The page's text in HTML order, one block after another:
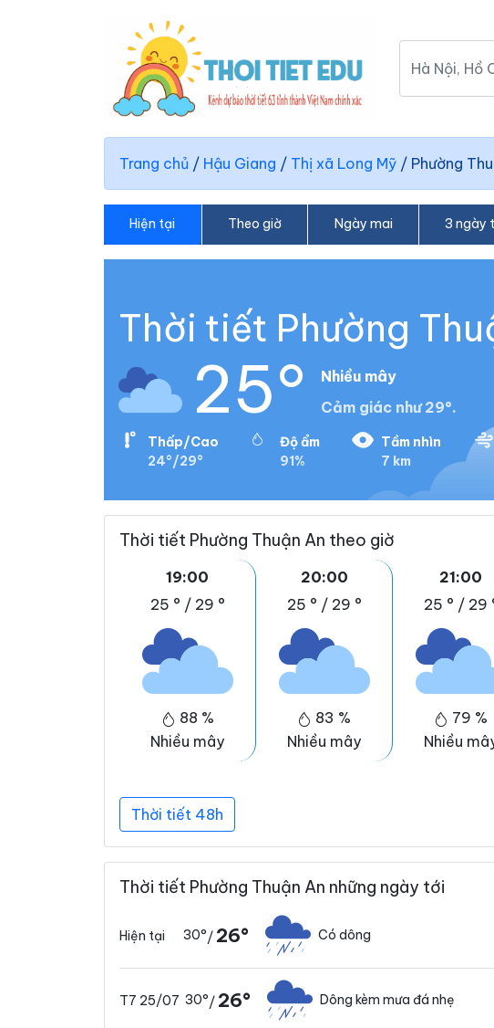
Trang chủ / Hậu Giang / Thị xã Long Mỹ / Phường
Hiện tại Theo giờ Ngày mai 3 ngày
Thời tiết Phường
25°
Nhiều mây
Cảm giác như 29°.
Thấp/Cao
24°/29°
Độ ẩm
91%
Tầm nhìn
7 km
Thời tiết Phường Thuận An theo giờ
19:00
25 ° / 29 °
88 %
Nhiều mây
20:00
25 ° / 29 °
83 %
Nhiều mây
21:00
25 ° / 29
79 %
Nhiều
Thời tiết 48h
Thời tiết Phường Thuận An những ngày tới
Hiện tại 30°/ 26° Có dông
T7 25/07 30°/ 26° Dông kèm mưa đá nhẹ